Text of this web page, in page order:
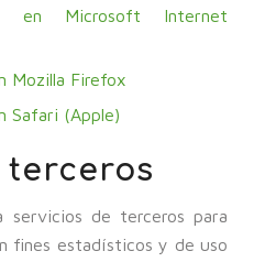
en Microsoft Internet
Mozilla Firefox
Safari (Apple)
terceros
servicios de terceros para
fines estadísticos y de uso